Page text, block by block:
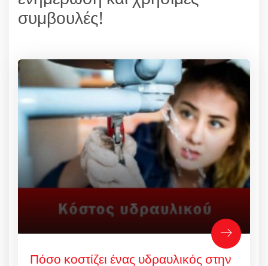
συμβουλές!
Πόσο κοστίζει ένας υδραυλικός στην